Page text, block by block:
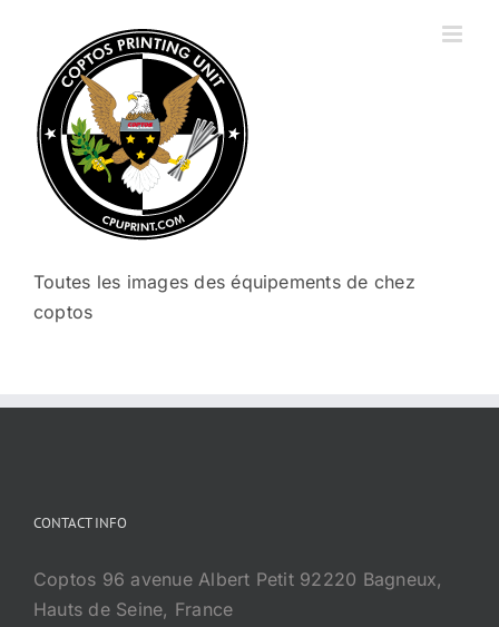
contenu
Toutes les images des équipements de chez
coptos
CONTACT INFO
Coptos 96 avenue Albert Petit 92220 Bagneux,
Hauts de Seine, France